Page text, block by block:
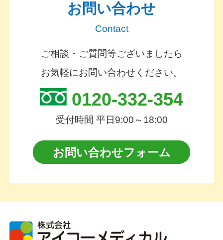
お問い合わせ
Contact
ご相談・ご質問等ございましたら
お気軽にお問い合わせください。
0120-332-354
受付時間 平日9:00～18:00
お問い合わせフォーム